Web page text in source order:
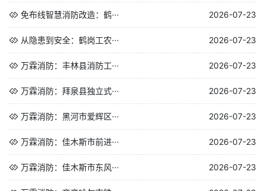
免布线智慧消防改造：鹤··· 2026-07-23
从隐患到安全：鹤岗工农··· 2026-07-23
万霖消防：丰林县消防工··· 2026-07-23
万霖消防：拜泉县独立式··· 2026-07-23
万霖消防：黑河市爱辉区··· 2026-07-23
万霖消防：佳木斯市前进··· 2026-07-23
万霖消防：佳木斯市东风··· 2026-07-23